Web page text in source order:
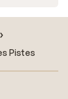
Pistes